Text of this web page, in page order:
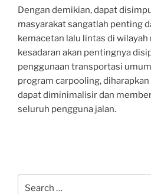
Dengan demikian, dapat
masyarakat sangatlah penting
kemacetan lalu lintas di
kesadaran akan pentingnya
penggunaan transportasi
program carpooling,
dapat diminimalisir dan
seluruh pengguna jalan.